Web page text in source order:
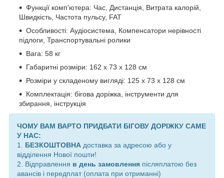
Функції комп'ютера: Час, Дистанція, Витрата калорій,
Швидкість, Частота пульсу, FAT
Особливості: Аудіосистема, Компенсатори нерівності
підлоги, Транспортувальні ролики
Вага: 58 кг
Габаритні розміри: 162 х 73 х 128 см
Розміри у складеному вигляді: 125 х 73 х 128 см
Комплектація: бігова доріжка, інструменти для
збирання, інструкція
ЧОМУ ВАМ ВАРТО ПРИДБАТИ БІГОВУ ДОРІЖКУ САМЕ
У НАС:
1.
БЕЗКОШТОВНА доставка за адресою або у
відділення Нової пошти!
2. Відправлення в день замовлення післяплатою без
авансів і передплат (оплата при отриманні)